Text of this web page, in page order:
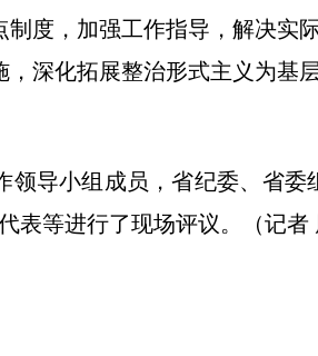
度，加强工作指导，解决实
深化拓展整治形式主义为基
领导小组成员，省纪委、省委
表等进行了现场评议。（记者